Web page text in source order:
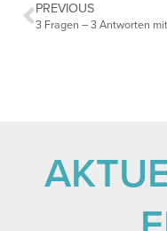
PREVIOUS